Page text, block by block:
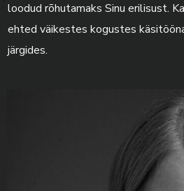
loodud rõhutamaks Sinu erilisust.
ehted väikestes kogustes
järgides.